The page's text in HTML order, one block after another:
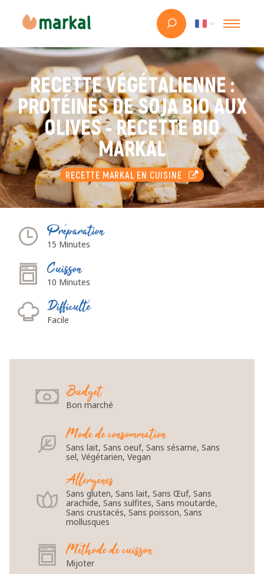
RECETTE VÉGÉTALIENNE :
PROTÉINES DE SOJA BIO AUX
OLIVES - RECETTE BIO
MARKAL
RECETTE MARKAL EN CUISINE
Préparation
15 Minutes
Cuisson
10 Minutes
Difficulté
Facile
Budget
Bon marché
Mode de consommation
Sans lait, Sans oeuf, Sans sésame, Sans
sel, Végétarien, Vegan
Allergènes
Sans gluten, Sans lait, Sans Œuf, Sans
arachide, Sans sulfites, Sans moutarde,
Sans crustacés, Sans poisson, Sans
mollusques
Méthode de cuisson
Mijoter